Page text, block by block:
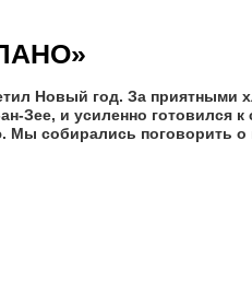
Новый год. За приятными
Зее, и усиленно готовился
Мы собирались поговорить